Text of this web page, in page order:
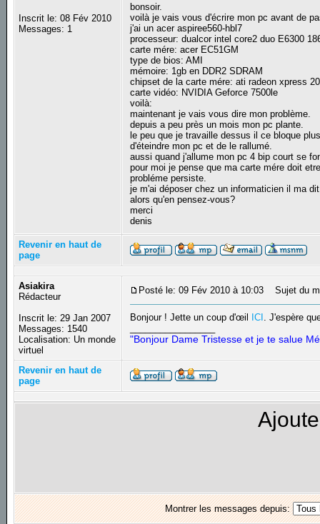
Inscrit le: 08 Fév 2010
Messages: 1
bonsoir.
voilà je vais vous d'écrire mon pc avant de
j'ai un acer aspiree560-hbl7
processeur: dualcor intel core2 duo E6300
carte mére: acer EC51GM
type de bios: AMI
mémoire: 1gb en DDR2 SDRAM
chipset de la carte mére: ati radeon xpress
carte vidéo: NVIDIA Geforce 7500le
voilà:
maintenant je vais vous dire mon problème.
depuis a peu près un mois mon pc plante.
le peu que je travaille dessus il ce bloque
d'éteindre mon pc et de le rallumé.
aussi quand j'allume mon pc 4 bip court se
pour moi je pense que ma carte mére doit
probléme persiste.
je m'ai déposer chez un informaticien il ma
alors qu'en pensez-vous?
merci
denis
Revenir en haut de
page
Asiakira
Rédacteur
Inscrit le: 29 Jan 2007
Messages: 1540
Localisation: Un monde
virtuel
Posté le: 09 Fév 2010 à 10:03 Sujet du
Bonjour ! Jette un coup d'œil ICI . J'espère
"Bonjour Dame Tristesse et je te salue
Revenir en haut de
page
Montrer les messages depuis: